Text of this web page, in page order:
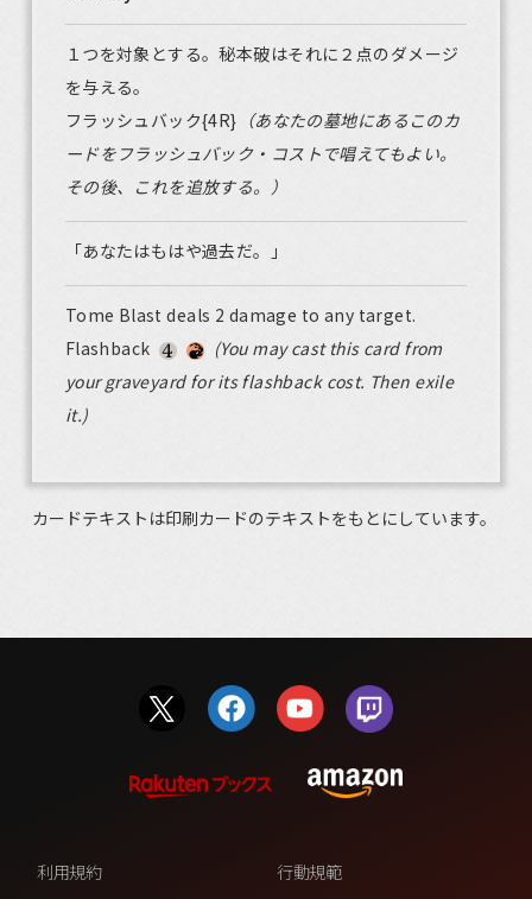
１つを対象とする。秘本破はそれに２点のダメージ
を与える。
フラッシュバック{4R} （あなたの墓地にあるこのカ
ードをフラッシュバック・コストで唱えてもよい。
その後、これを追放する。）
「あなたはもはや過去だ。」
Tome Blast deals 2 damage to any target.
Flashback
(You may cast this card from
your graveyard for its flashback cost. Then exile
it.)
カードテキストは印刷カードのテキストをもとにしています。
利用規約 行動規範